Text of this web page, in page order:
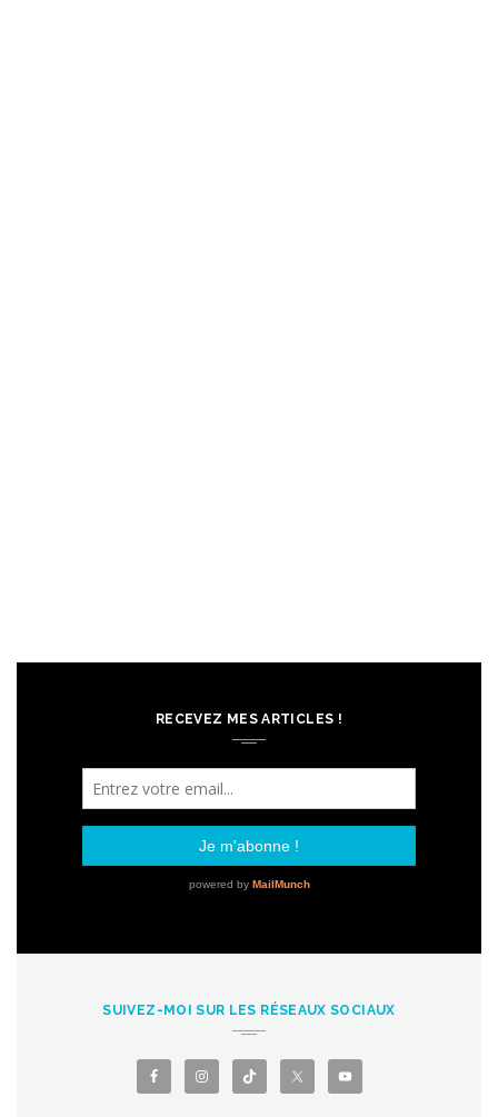
RECEVEZ MES ARTICLES !
SUIVEZ-MOI SUR LES RÉSEAUX SOCIAUX